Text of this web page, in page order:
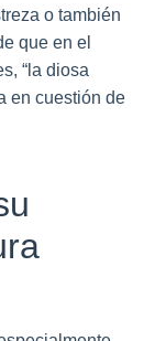
o también
que en el
“la diosa
en cuestión de